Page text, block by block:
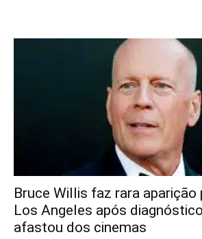
Bruce Willis faz rara aparição
Los Angeles após
afastou dos cinemas